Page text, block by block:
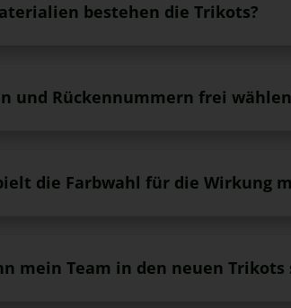
bestehen die Trikots?
und Rückennummern frei
die Farbwahl für die Wirkung
mein Team in den neuen Trikots